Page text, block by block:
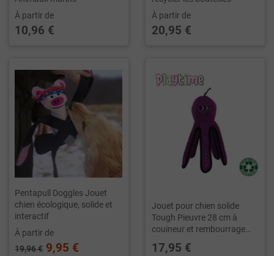
À partir de
10,96 €
À partir de
20,95 €
Pentapull Doggles Jouet
chien écologique, solide et
interactif
À partir de
19,96 € 9,95 €
Jouet pour chien solide
Tough Pieuvre 28 cm à
couineur et rembourrage
recyclé
17,95 €